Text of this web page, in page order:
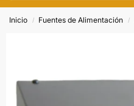
Inicio / Fuentes de Alimentación /